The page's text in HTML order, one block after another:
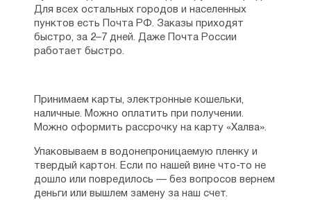
Для всех остальных городов и населенных
пунктов есть Почта РФ. Заказы приходят
быстро, за 2–7 дней. Даже Почта России
работает быстро.
Принимаем карты, электронные кошельки,
наличные. Можно оплатить при получении.
Можно оформить рассрочку на карту «Халва».
Упаковываем в водонепроницаемую пленку и
твердый картон. Если по нашей вине что-то не
дошло или повредилось — без вопросов вернем
деньги или вышлем замену за наш счет.